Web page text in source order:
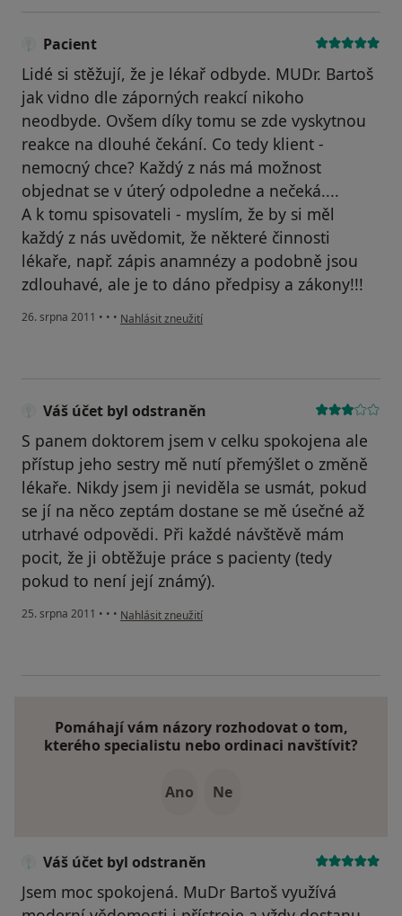
Pacient
Lidé si stěžují, že je lékař odbyde. MUDr. Bartoš
jak vidno dle záporných reakcí nikoho
neodbyde. Ovšem díky tomu se zde vyskytnou
reakce na dlouhé čekání. Co tedy klient -
nemocný chce? Každý z nás má možnost
objednat se v úterý odpoledne a nečeká....
A k tomu spisovateli - myslím, že by si měl
každý z nás uvědomit, že některé činnosti
lékaře, např. zápis anamnézy a podobně jsou
zdlouhavé, ale je to dáno předpisy a zákony!!!
26. srpna 2011 • • • podle názoru uživatele Pacient
Nahlásit zneužití
Váš účet byl odstraněn
S panem doktorem jsem v celku spokojena ale
přístup jeho sestry mě nutí přemýšlet o změně
lékaře. Nikdy jsem ji neviděla se usmát, pokud
se jí na něco zeptám dostane se mě úsečné až
utrhavé odpovědi. Při každé návštěvě mám
pocit, že ji obtěžuje práce s pacienty (tedy
pokud to není její známý).
25. srpna 2011 • • • podle názoru uživatele Váš účet byl odstraněn
Nahlásit zneužití
Pomáhají vám názory rozhodovat o tom,
kterého specialistu nebo ordinaci navštívit?
Ano Ne
Váš účet byl odstraněn
Jsem moc spokojená. MuDr Bartoš využívá